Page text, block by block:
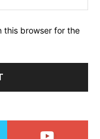
this browser for the